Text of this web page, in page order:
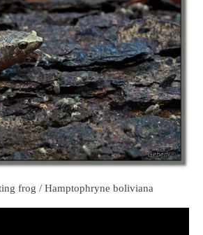
frog / Hamptophryne boliviana